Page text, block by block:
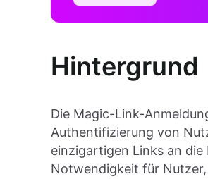
Hintergrund
Die Magic-Link-
Authentifizierung von
einzigartigen Links an
Notwendigkeit für